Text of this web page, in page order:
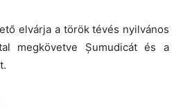
elvárja a török tévés nyilvános
megkövetve Șumudicát és a